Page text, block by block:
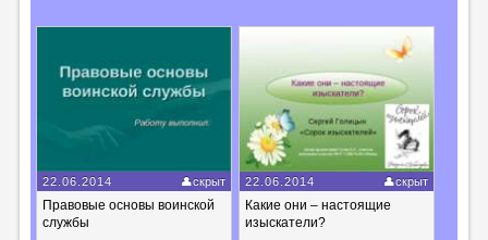
22.06.2014 скрыт
Правовые основы воинской
службы
22.06.2014 скрыт
Какие они – настоящие
изыскатели?